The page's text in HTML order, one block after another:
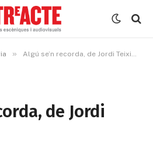
» Algú se’n recorda, de Jordi Teixidor?
de Jordi